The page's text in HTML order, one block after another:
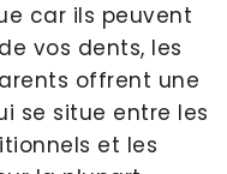
car ils peuvent
vos dents, les
offrent une
se situe entre les
et les